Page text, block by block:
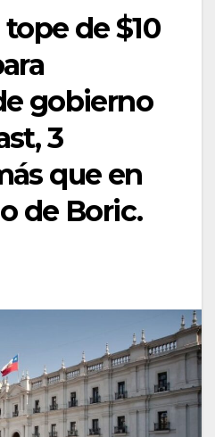
de $10
gobierno
3
que en
de Boric.